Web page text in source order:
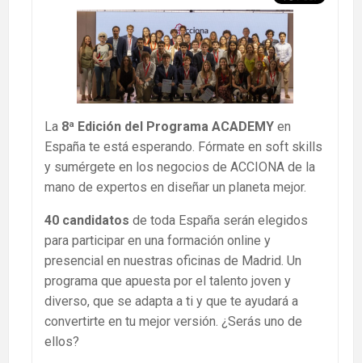
La 8ª Edición del Programa ACADEMY en
España te está esperando. Fórmate en soft skills
y sumérgete en los negocios de ACCIONA de la
mano de expertos en diseñar un planeta mejor.
40 candidatos de toda España serán elegidos
para participar en una formación online y
presencial en nuestras oficinas de Madrid. Un
programa que apuesta por el talento joven y
diverso, que se adapta a ti y que te ayudará a
convertirte en tu mejor versión. ¿Serás uno de
ellos?